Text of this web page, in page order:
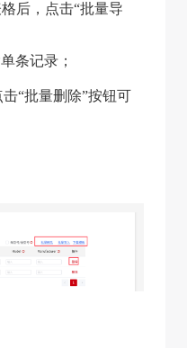
后，点击“批量导
条记录；
“批量删除”按钮可